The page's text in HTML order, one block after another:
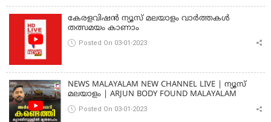
കേരളവിഷൻ ന്യൂസ് മലയാളം വാർത്തകൾ
തത്സമയം കാണാം
Posted On 03-01-2023
NEWS MALAYALAM NEW CHANNEL LIVE | ന്യൂസ്
മലയാളം | ARJUN BODY FOUND MALAYALAM
Posted On 03-01-2023